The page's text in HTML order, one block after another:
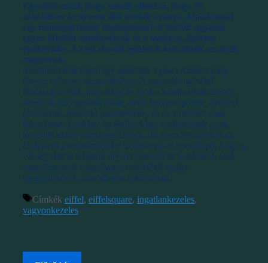
Egyetért azzal, hogy annak ellenére, hogy 25
százalékos az üresen álló irodák aránya, kialakulhat
egy minőségi hiány Budapesten? A bérlők ugyanis
egyre inkább vándorolnak át a modern, igényes
épületekbe. A régi elavult épületek kiürülnek, az újak
megtelnek.
Szerintem már régen így működik a piac. Amikor még
évente százezer négyzetméternél nagyobb mértékű
átadások voltak, már akkor is azok a házak álltak üresen,
amelyek első generációsak, rossz helyen épültek, rossz az
elosztásuk, műszaki paraméterük, és ez a helyzet csak
fokozódott. Ezekhez az épületekhez csatlakoztak azok,
amelyek akkor még megfeleltek, de azóta fokozódott az
elvárás és a szelektálódás. Számomra az a meglepő, hogy a
válság alatt is találunk olyan fejlesztőt és befektetőt, akik
megelégednek másodlagos minőségű épület
megépítésével, másodlagos lokációban.
Címkék eiffel, eiffelsquare, ingatlankezeles,
vagyonkezeles